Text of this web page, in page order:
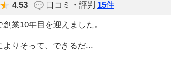
4.53 口コミ・評判 15件
業10年目を迎えました。
よりそって、できるだ...